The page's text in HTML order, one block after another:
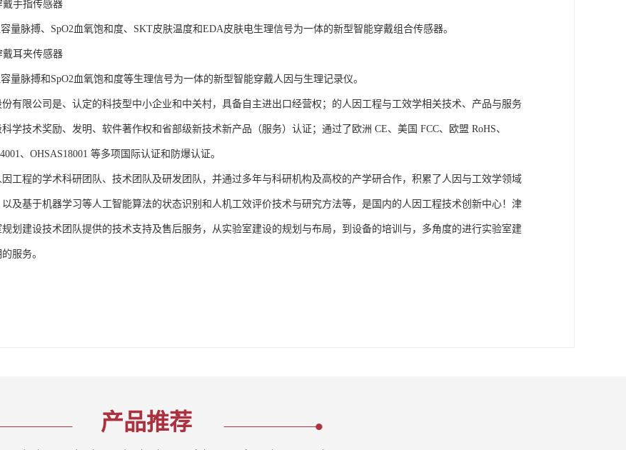
戴手指传感器
量脉搏、SpO2血氧饱和度、SKT皮肤温度和EDA皮肤电生理信号为一体的新型智能穿戴组合传感器。
戴耳夹传感器
量脉搏和SpO2血氧饱和度等生理信号为一体的新型智能穿戴人因与生理记录仪。
有限公司是、认定的科技型中小企业和中关村，具备自主进出口经营权；的人因工程与工效学相关技术、产品与服务
学技术奖励、发明、软件著作权和省部级新技术新产品（服务）认证；通过了欧洲 CE、美国 FCC、欧盟 RoHS、
、OHSAS18001 等多项国际认证和防爆认证。
工程的学术科研团队、技术团队及研发团队，并通过多年与科研机构及高校的产学研合作，积累了人因与工效学领域
及基于机器学习等人工智能算法的状态识别和人机工效评价技术与研究方法等，是国内的人因工程技术创新中心！津
划建设技术团队提供的技术支持及售后服务，从实验室建设的规划与布局，到设备的培训与，多角度的进行实验室建
服务。
产品推荐